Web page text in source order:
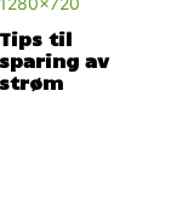
Tips til
sparing av
strøm